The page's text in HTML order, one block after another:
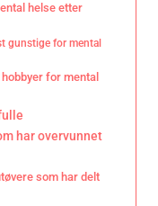
helse etter
gunstige for mental
for mental
har overvunnet
som har delt